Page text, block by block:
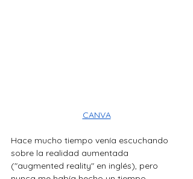
CANVA
Hace mucho tiempo venía escuchando
sobre la realidad aumentada
("augmented reality" en inglés), pero